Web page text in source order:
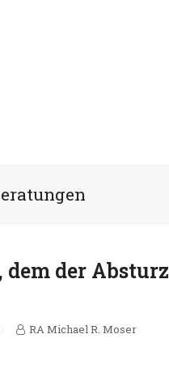
dem der Absturz
RA Michael R. Moser